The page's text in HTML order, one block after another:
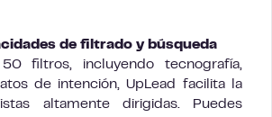
de filtrado y búsqueda
filtros, incluyendo tecnografía,
de intención, UpLead facilita la
altamente dirigidas. Puedes